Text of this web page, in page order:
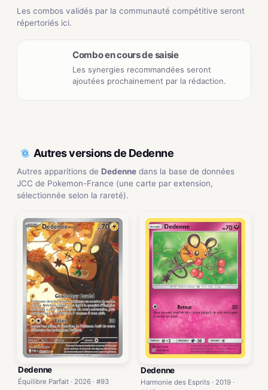
Les combos validés par la communauté compétitive seront
répertoriés ici.
Combo en cours de saisie
Les synergies recommandées seront
ajoutées prochainement par la rédaction.
Autres versions de Dedenne
Autres apparitions de Dedenne dans la base de données
JCC de Pokemon-France (une carte par extension,
sélectionnée selon la rareté).
Dedenne
Équilibre Parfait · 2026 · #93
Dedenne
Harmonie des Esprits · 2019 ·